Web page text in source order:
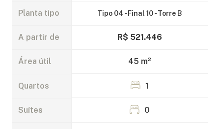
Planta tipo
A partir de
Área útil
Quartos
Suítes
Tipo 04 - Final 10 - Torre B
R$ 521.446
45 m²
1
0